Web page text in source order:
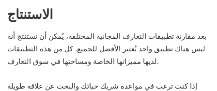
الاستنتاج
بعد مقارنة تطبيقات التعارف المجانية المختلفة، يُمكن أن نستنتج أنه
ليس هناك تطبيق واحد يُعتبر الأفضل للجميع. كل من هذه التطبيقات
لديها مميزاتها الخاصة ومساحتها في سوق التعارف.
إذا كنت ترغب في مواعدة شريك حياتك والبحث عن علاقة طويلة